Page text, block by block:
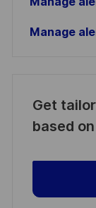
Manage
Get
based